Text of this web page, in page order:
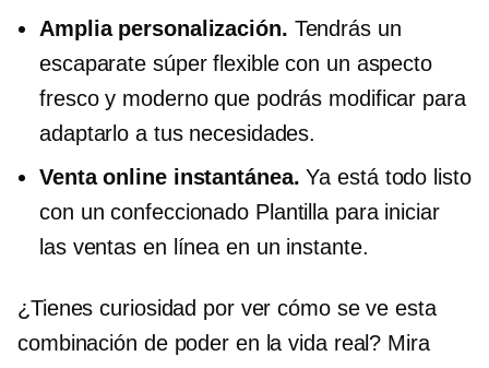
Amplia personalización. Tendrás un
escaparate súper flexible con un aspecto
fresco y moderno que podrás modificar para
adaptarlo a tus necesidades.
Venta online instantánea. Ya está todo listo
con unconfeccionado Plantilla para iniciar
las ventas en línea en un instante.
¿Tienes curiosidad por ver cómo se ve esta
combinación de poder en la vida real? Mira